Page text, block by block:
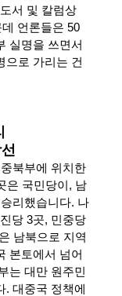
서 및 칼럼상
데 언론들은 50
실명을 쓰면서
으로 가리는 건
북부에 위치한
은 국민당이, 남
리했습니다. 나
당 3곳, 민중당
남북으로 지역
본토에서 넘어
는 대만 원주민
대중국 정책에